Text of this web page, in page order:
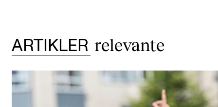
ARTIKLER relevante